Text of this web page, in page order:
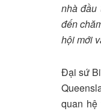
nhà đầu
đến
hội mới
Đại sứ
quan hệ